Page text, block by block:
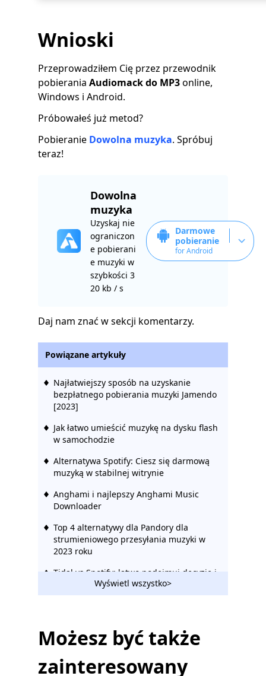
Wnioski
Przeprowadziłem Cię przez przewodnik
pobierania Audiomack do MP3online,
Windows i Android.
Próbowałeś już metod?
Pobieranie Dowolna muzyka. Spróbuj
teraz!
Dowolna
muzyka
Uzyskaj nie
ograniczon
e pobierani
e muzyki w
szybkości 3
20 kb / s
Darmowe
pobieranie
for Android
Daj nam znać w sekcji komentarzy.
Powiązane artykuły
Najłatwiejszy sposób na uzyskanie
bezpłatnego pobierania muzyki Jamendo
[2023]
Jak łatwo umieścić muzykę na dysku flash
w samochodzie
Alternatywa Spotify: Ciesz się darmową
muzyką w stabilnej witrynie
Anghami i najlepszy Anghami Music
Downloader
Top 4 alternatywy dla Pandory dla
strumieniowego przesyłania muzyki w
2023 roku
Tidal vs Spotify: łatwo podejmuj decyzje i
pobieraj muzykę
Spotify vs Pandora | Który jest zwycięzcą,
jeśli chodzi o strumieniowe przesyłanie
muzyki?
Wyświetl wszystko>
Możesz być także
zainteresowany